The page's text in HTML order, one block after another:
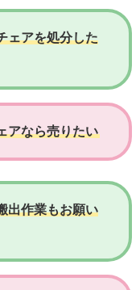
ェアを処分した
アなら売りたい
出作業もお願い